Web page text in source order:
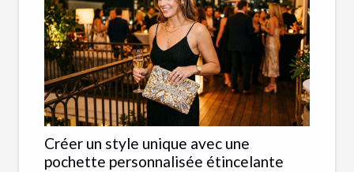
Créer un style unique avec une
pochette personnalisée étincelante